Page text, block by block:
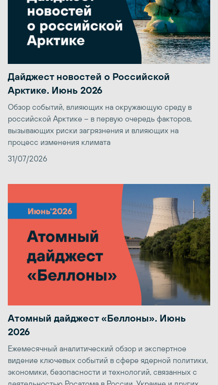
Дайджест новостей о Российской
Арктике. Июнь 2026
Обзор событий, влияющих на окружающую среду в
российской Арктике – в первую очередь факторов,
вызывающих риски загрязнения и влияющих на
процесс изменения климата
31/07/2026
Атомный дайджест «Беллоны». Июнь
2026
Ежемесячный аналитический обзор и экспертное
видение ключевых событий в сфере ядерной политики,
экономики, безопасности и технологий, связанных с